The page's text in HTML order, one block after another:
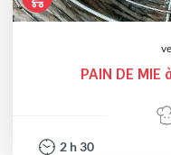
PAIN DE
2 h30